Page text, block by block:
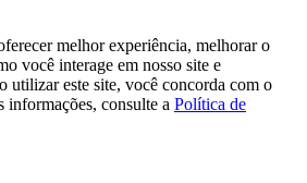
melhor experiência, melhorar o
você interage em nosso site e
utilizar este site, você concorda com o
informações, consulte a Política de